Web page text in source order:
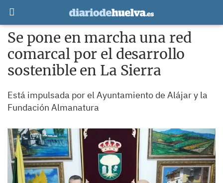
Se pone en marcha una red
comarcal por el desarrollo
sostenible en La Sierra
Está impulsada por el Ayuntamiento de Alájar y la
Fundación Almanatura